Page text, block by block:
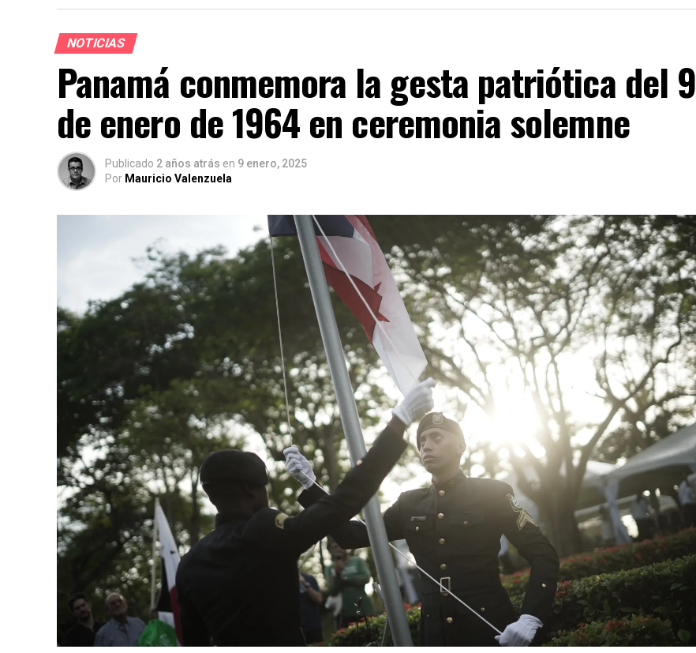
NOTICIAS
Panamá conmemora la gesta patriótica del 9
de enero de 1964 en ceremonia solemne
Publicado 2 años atrás en 9 enero, 2025
Por Mauricio Valenzuela